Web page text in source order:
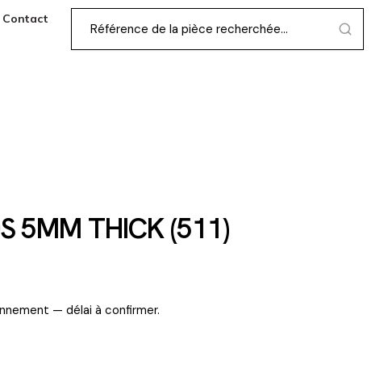
Contact
5MM THICK (511)
— délai à confirmer.